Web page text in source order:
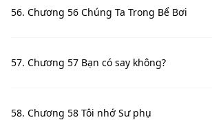
56. Chương 56 Chúng Ta Trong Bể Bơi
57. Chương 57 Bạn có say không?
58. Chương 58 Tôi nhớ Sư phụ